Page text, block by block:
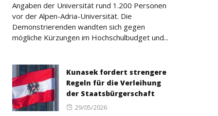
Angaben der Universität rund 1.200 Personen
vor der Alpen-Adria-Universität. Die
Demonstrierenden wandten sich gegen
mögliche Kürzungen im Hochschulbudget und...
Kunasek fordert strengere
Regeln für die Verleihung
der Staatsbürgerschaft
Posted
29/05/2026